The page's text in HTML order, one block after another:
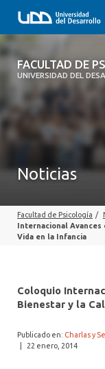
FACULTAD DE
UNIVERSIDAD DEL
FACULTAD DE
POSTGRADOS Y
ALUMNI PSICOLOGÍA
SERVICIO DE
Noticias
Facultad de Psicología /
Internacional Avances
Vida en la Infancia
Coloquio
Bienestar y la
Publicado en: Charlas y
22 enero, 2014